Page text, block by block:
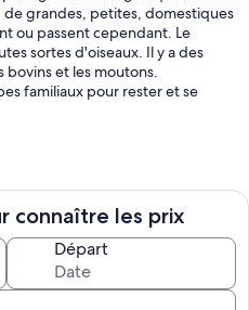
grandes, petites, domestiques
ou passent cependant. Le
sortes d'oiseaux. Il y a des
bovins et les moutons.
familiaux pour rester et se
avec votre propre entrée.
à 70 mètres dans une autre
clôturé pour les moutons mais
savent pas nager.
d'un bassin profond
à partir d'un réservoir d'eau en
connaître les prix
Départ